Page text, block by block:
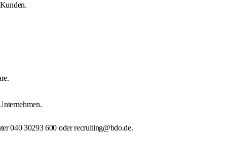
040 30293 600 oder recruiting@bdo.de.